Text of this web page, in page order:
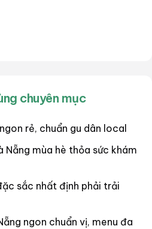
chuyên mục
rẻ, chuẩn gu dân local
Nẵng mùa hè thỏa sức khám
sắc nhất định phải trải
ngon chuẩn vị, menu đa